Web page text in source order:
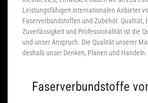
Leistungsfähigen internationalen Anbieter
Faserverbundstoffen und Zubehör. Qualität,
Zuverlässigkeit und Professionalität ist die
und unser Anspruch. Die Qualität unserer
deshalb unser Denken, Planen und Handeln.
Faserverbundstoffe